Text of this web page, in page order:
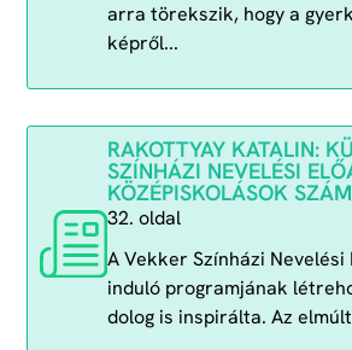
arra törekszik, hogy a
képről...
RAKOTTYAY KATALIN:
SZÍNHÁZI NEVELÉSI
KÖZÉPISKOLÁSOK
32. oldal
A Vekker Színházi Nevelési
induló programjának
dolog is inspirálta. Az